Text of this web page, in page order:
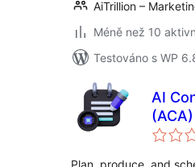
AiTrillion –
Méně než 10
Testováno s WP
AI
(ACA)
Plan, produce, and